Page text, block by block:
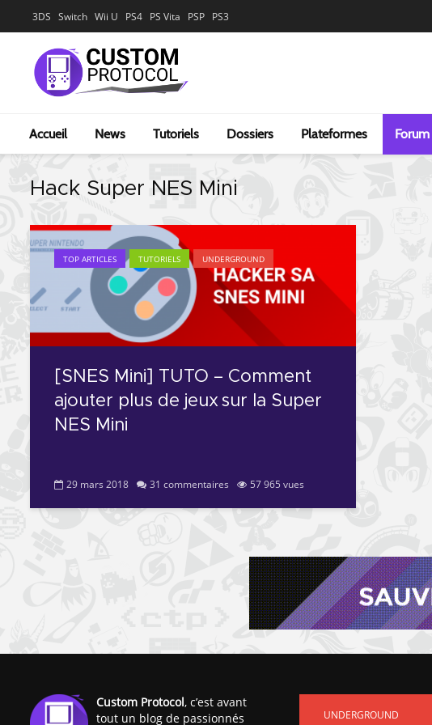
3DS Switch Wii U PS4 PS Vita PSP PS3
Accueil News Tutoriels Dossiers Plateformes Forum
Hack Super NES Mini
TOP ARTICLES TUTORIELS UNDERGROUND
[SNES Mini] TUTO – Comment
ajouter plus de jeux sur la Super
NES Mini
29 mars 2018 31 commentaires 57 965 vues
Custom Protocol, c’est avant
tout un blog de passionnés
UNDERGROUND